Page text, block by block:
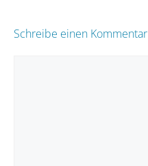
Schreibe einen Kommentar